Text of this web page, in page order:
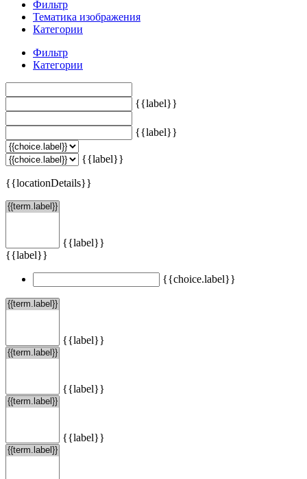
Фильтр
Тематика изображения
Категории
Фильтр
Категории
{{label}}
{{label}}
{{label}}
{{locationDetails}}
{{label}}
{{label}}
{{choice.label}}
{{label}}
{{label}}
{{label}}